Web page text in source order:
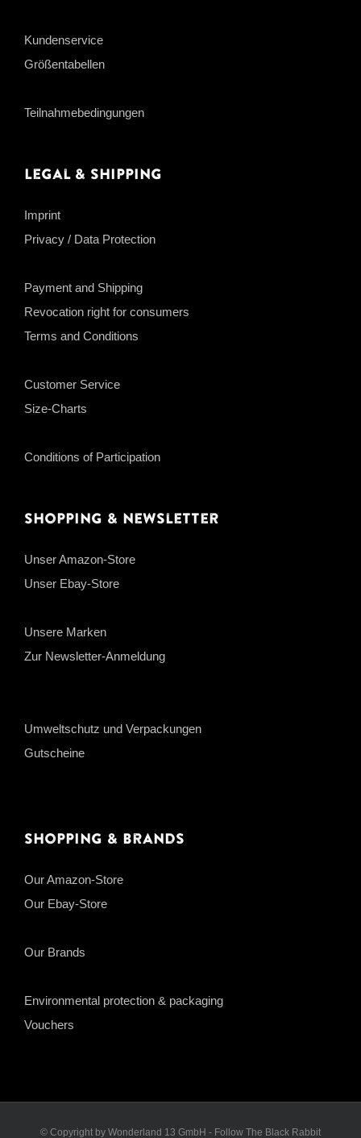
Kundenservice
Größentabellen
Teilnahmebedingungen
Legal & Shipping
Imprint
Privacy / Data Protection
Payment and Shipping
Revocation right for consumers
Terms and Conditions
Customer Service
Size-Charts
Conditions of Participation
Shopping & Newsletter
Unser Amazon-Store
Unser Ebay-Store
Unsere Marken
Zur Newsletter-Anmeldung
Umweltschutz und Verpackungen
Gutscheine
Shopping & Brands
Our Amazon-Store
Our Ebay-Store
Our Brands
Environmental protection & packaging
Vouchers
© Copyright by Wonderland 13 GmbH - Follow The Black Rabbit